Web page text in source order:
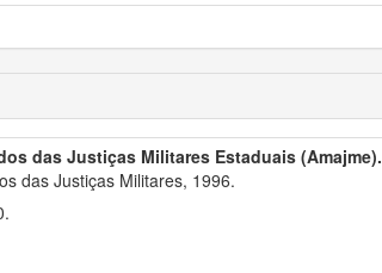
das Justiças Militares Estaduais (Amajme).
das Justiças Militares, 1996.